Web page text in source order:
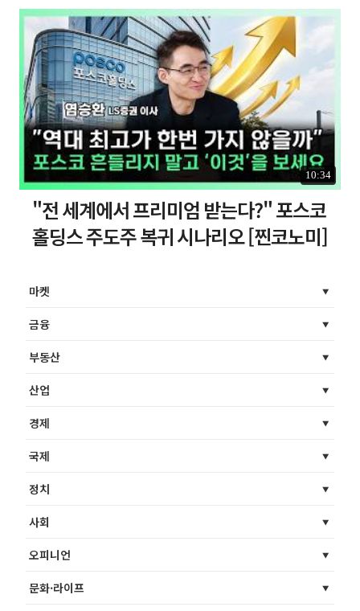
10:34
"전 세계에서 프리미엄 받는다?" 포스코
홀딩스 주도주 복귀 시나리오 [찐코노미]
마켓
금융
부동산
산업
경제
국제
정치
사회
오피니언
문화·라이프